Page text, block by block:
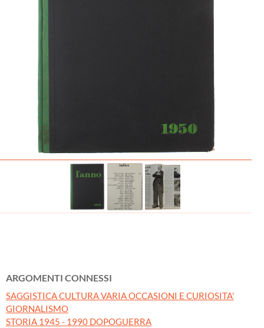
ARGOMENTI CONNESSI
SAGGISTICA CULTURA VARIA OCCASIONI E CURIOSITA'
GIORNALISMO
STORIA 1945 - 1990 DOPOGUERRA